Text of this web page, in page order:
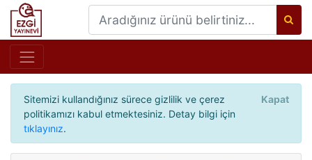
Sitemizi kullandığınız sürece gizlilik ve çerez
politikamızı kabul etmektesiniz. Detay bilgi için
tıklayınız.
Kapat